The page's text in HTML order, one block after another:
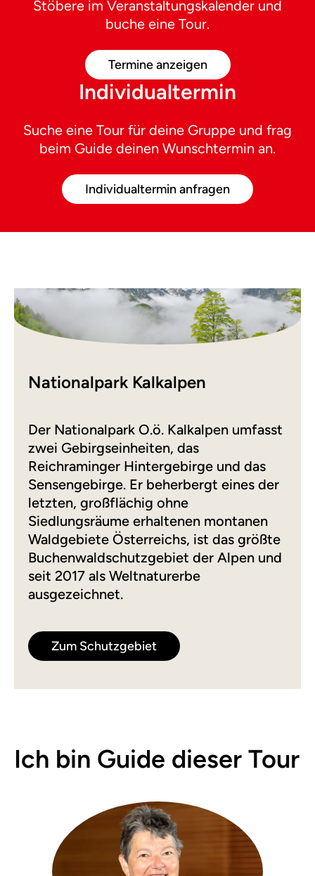
Stöbere im Veranstaltungskalender und
buche eine Tour.
Termine anzeigen
Individualtermin
Suche eine Tour für deine Gruppe und frag
beim Guide deinen Wunschtermin an.
Individualtermin anfragen
Nationalpark Kalkalpen
Der Nationalpark O.ö. Kalkalpen umfasst
zwei Gebirgseinheiten, das
Reichraminger Hintergebirge und das
Sensengebirge. Er beherbergt eines der
letzten, großflächig ohne
Siedlungsräume erhaltenen montanen
Waldgebiete Österreichs, ist das größte
Buchenwaldschutzgebiet der Alpen und
seit 2017 als Weltnaturerbe
ausgezeichnet.
Zum Schutzgebiet
Ich bin Guide dieser Tour